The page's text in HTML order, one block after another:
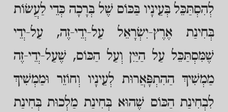
לְהִסְתַּכֵּל בְּעֵינָיו בַּכּוֹס שֶׁל בְּרָכָה כְּדֵי לַעֲשׂוֹת
בְּחִינַת אֶרֶץ-יִשְׂרָאֵל עַל-יְדֵי-זֶה, עַל-יְדֵי
שֶׁמִּסְתַּכֵּל עַל הַיַּיִן וְעַל הַכּוֹס, שֶׁעַל-יְדֵי-זֶה
מַמְשִׁיךְ הַהִתְפָּאֲרוּת לְעֵינָיו וְחוֹזֵר וּמַמְשִׁיךְ
לִבְחִינַת הַכּוֹס שֶׁהוּא בְּחִינַת מַלְכוּת בְּחִינַת